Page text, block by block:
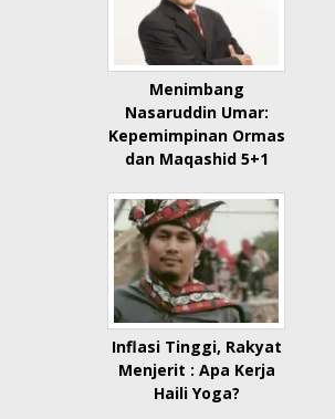
Menimbang
Nasaruddin Umar:
Kepemimpinan Ormas
dan Maqashid 5+1
Inflasi Tinggi, Rakyat
Menjerit : Apa Kerja
Haili Yoga?